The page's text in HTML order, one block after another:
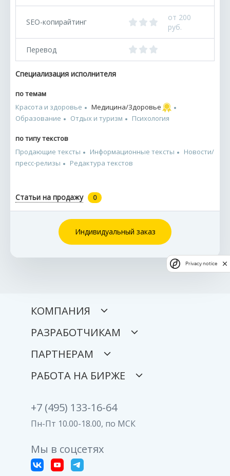
SEO-копирайтинг
от 200
руб.
Перевод
Специализация исполнителя
по темам
Красота и здоровье
Медицина/Здоровье
Образование
Отдых и туризм Психология
по типу текстов
Продающие тексты
Информационные тексты
Новости/
пресс-релизы
Редактура текстов
Статьи на продажу 0
Индивидуальный заказ
КОМПАНИЯ
РАЗРАБОТЧИКАМ
ПАРТНЕРАМ
РАБОТА НА БИРЖЕ
+7 (495) 133-16-64
Пн-Пт 10.00-18.00, по МСК
Мы в соцсетях
Privacy notice